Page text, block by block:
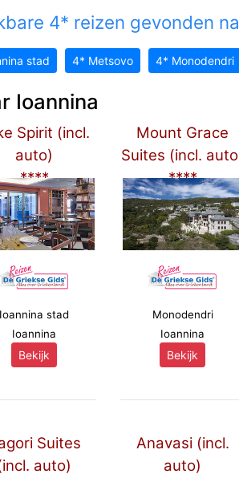
4* reizen gevonden
stad 4* Metsovo 4* Monodendri
Ioannina
Spirit (incl.
auto)
****
Ioannina stad
Ioannina
Bekijk
Mount Grace
Suites (incl.
****
Monodendri
Ioannina
Bekijk
Suites
auto)
Anavasi (incl.
auto)